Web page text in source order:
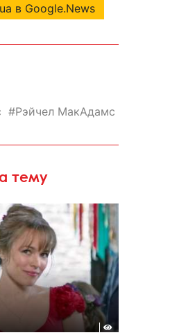
в Google.News
Рэйчел МакАдамс
тему